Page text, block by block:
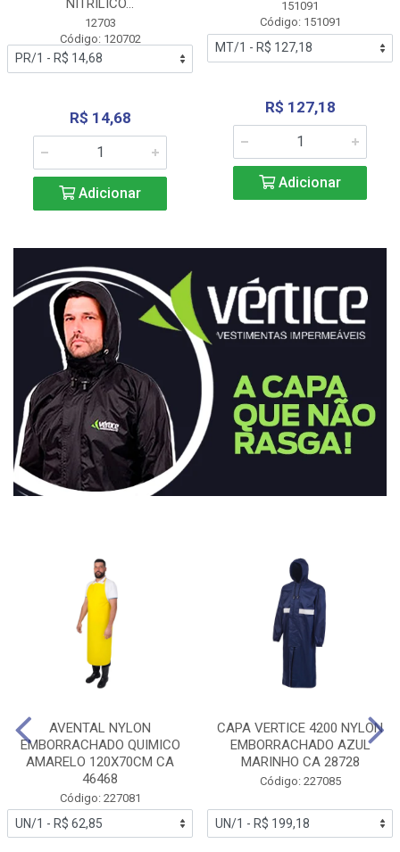
NITRÍLICO...
12703
Código: 120702
R$ 14,68
Adicionar
151091
Código: 151091
R$ 127,18
Adicionar
AVENTAL NYLON
EMBORRACHADO QUIMICO
AMARELO 120X70CM CA
46468
Código: 227081
CAPA VERTICE 4200 NYLON
EMBORRACHADO AZUL
MARINHO CA 28728
Código: 227085